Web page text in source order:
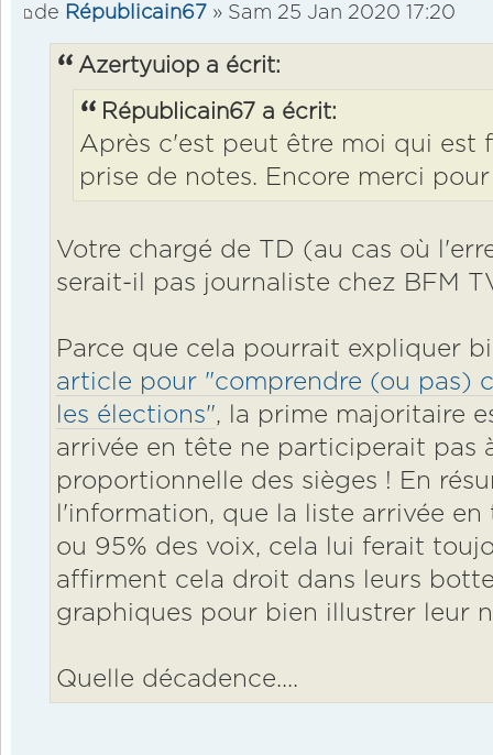
de Républicain67 » Sam 25 Jan 2020 17:20
Azertyuiop a écrit:
Républicain67 a écrit:
Après c'est peut être moi qui est
prise de notes. Encore merci
Votre chargé de TD (au cas où
serait-il pas journaliste chez BFM
Parce que cela pourrait expliquer
article pour "comprendre (ou pas)
les élections", la prime majoritaire
arrivée en tête ne participerait pas
proportionnelle des sièges ! En
l'information, que la liste arrivée
ou 95% des voix, cela lui ferait
affirment cela droit dans leurs
graphiques pour bien illustrer leur
Quelle décadence....